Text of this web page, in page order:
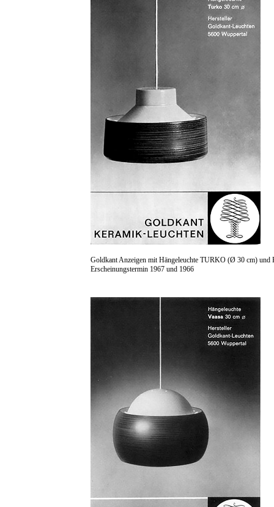
Goldkant Anzeigen mit Hängeleuchte TURKO (Ø 30 cm)
Erscheinungstermin 1967 und 1966